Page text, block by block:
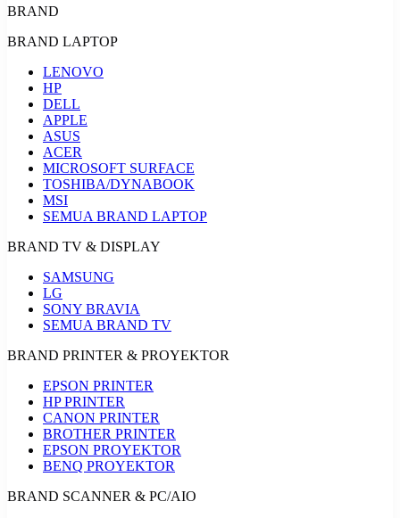
BRAND
BRAND LAPTOP
LENOVO
HP
DELL
APPLE
ASUS
ACER
MICROSOFT SURFACE
TOSHIBA/DYNABOOK
MSI
SEMUA BRAND LAPTOP
BRAND TV & DISPLAY
SAMSUNG
LG
SONY BRAVIA
SEMUA BRAND TV
BRAND PRINTER & PROYEKTOR
EPSON PRINTER
HP PRINTER
CANON PRINTER
BROTHER PRINTER
EPSON PROYEKTOR
BENQ PROYEKTOR
BRAND SCANNER & PC/AIO